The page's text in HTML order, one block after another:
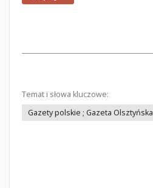
Temat i słowa kluczowe:
Gazety polskie ; Gazeta Olsztyńska